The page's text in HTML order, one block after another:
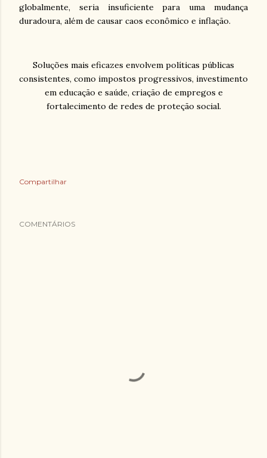
globalmente, seria insuficiente para uma mudança
duradoura, além de causar caos econômico e inflação.
Soluções mais eficazes envolvem políticas públicas
consistentes, como impostos progressivos, investimento
em educação e saúde, criação de empregos e
fortalecimento de redes de proteção social.
Compartilhar
COMENTÁRIOS